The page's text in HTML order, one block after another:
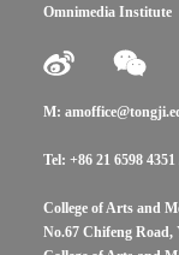
Omnimedia Institute
M:
Tel: +86 21 6598
College of Arts and
No.67 Chifeng